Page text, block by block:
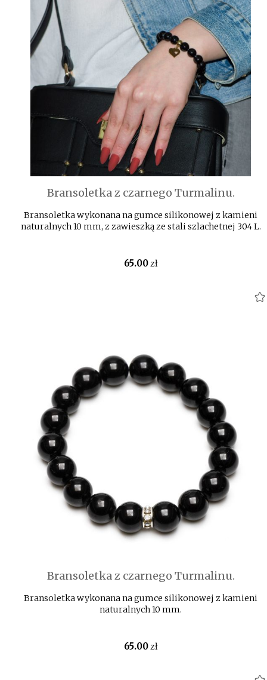
Bransoletka z czarnego Turmalinu.
Bransoletka wykonana na gumce silikonowej z kamieni
naturalnych 10 mm, z zawieszką ze stali szlachetnej 304 L.
65.00zł
Bransoletka z czarnego Turmalinu.
Bransoletka wykonana na gumce silikonowej z kamieni
naturalnych 10 mm.
65.00zł